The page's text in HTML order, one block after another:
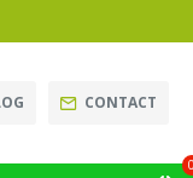
CONTACT